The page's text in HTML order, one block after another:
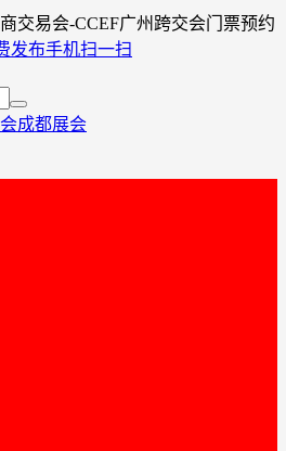
交易会-CCEF广州跨交会门票预约
发布手机扫一扫
成都展会